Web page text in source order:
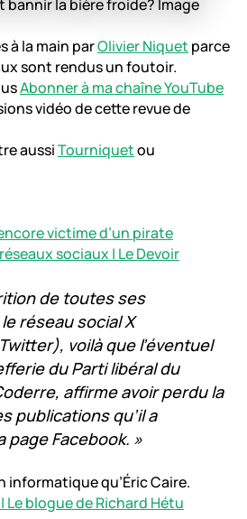
à la main parOlivier Niquet parce
sont rendus un foutoir.
Abonner à ma chaîne YouTube
vidéo de cette revue de
aussiTourniquetou
victime d’un pirate
sociaux | Le Devoir
de toutes ses
réseau social X
voilà que l’éventuel
du Parti libéral du
affirme avoir perdu la
publications qu’il a
page Facebook. »
informatique qu’Éric Caire.
blogue de Richard Hétu